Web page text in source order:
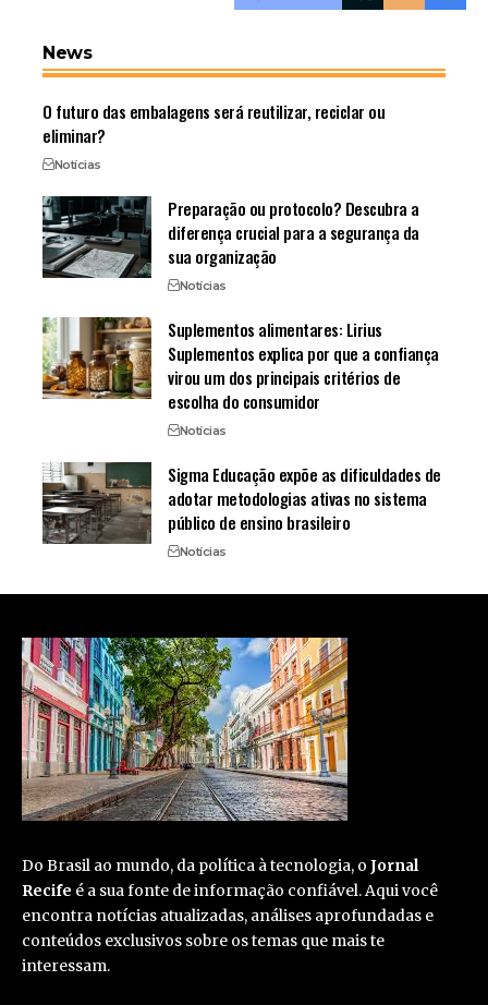
News
O futuro das embalagens será reutilizar, reciclar ou
eliminar?
Notícias
Preparação ou protocolo? Descubra a
diferença crucial para a segurança da
sua organização
Notícias
Suplementos alimentares: Lirius
Suplementos explica por que a confiança
virou um dos principais critérios de
escolha do consumidor
Notícias
Sigma Educação expõe as dificuldades de
adotar metodologias ativas no sistema
público de ensino brasileiro
Notícias
Do Brasil ao mundo, da política à tecnologia, o Jornal
Recife é a sua fonte de informação confiável. Aqui você
encontra notícias atualizadas, análises aprofundadas e
conteúdos exclusivos sobre os temas que mais te
interessam.